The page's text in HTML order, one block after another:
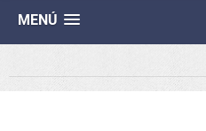
MENÚ